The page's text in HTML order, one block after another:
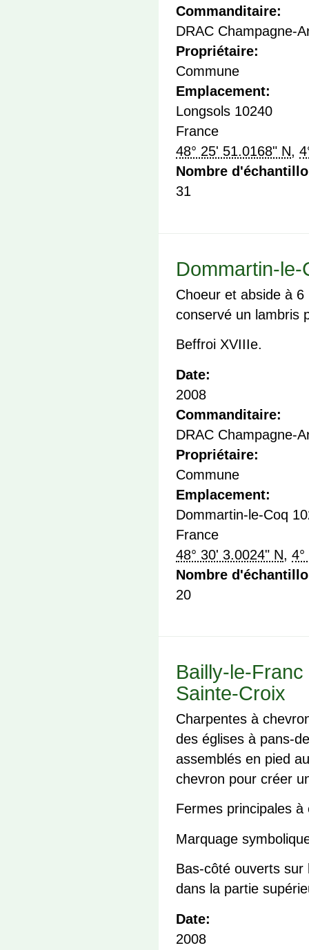
Commanditaire:
DRAC Champagne-
Propriétaire:
Commune
Emplacement:
Longsols 10240
France
48° 25' 51.0168" N,
Nombre
31
Dommartin-
Choeur et abside à
conservé un lambris
Beffroi XVIIIe.
Date:
2008
Commanditaire:
DRAC Champagne-
Propriétaire:
Commune
Emplacement:
Dommartin-le-Coq
France
48° 30' 3.0024" N,
Nombre
20
Bailly-le-
Sainte-Croix
Charpentes à
des églises à pans-
assemblés en pied
chevron pour créer
Fermes principales
Marquage
Bas-côté ouverts
dans la partie
Date:
2008